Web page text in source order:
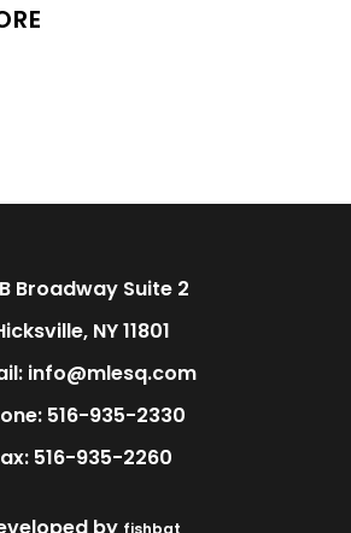
Broadway Suite 2
NY 11801
info@mlesq.com
516-935-2330
516-935-2260
fishbat